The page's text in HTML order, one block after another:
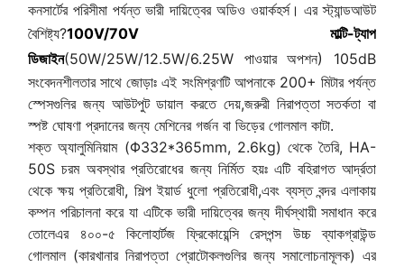
কনসার্টের পরিসীমা পর্যন্ত ভারী দায়িত্বের অডিও ওয়ার্কহর্স। এর স্ট্যান্ডআউট
বৈশিষ্ট্য?100V/70V মাল্টি-ট্যাপ
ডিজাইন(50W/25W/12.5W/6.25W পাওয়ার অপশন) 105dB
সংবেদনশীলতার সাথে জোড়াঃ এই সংমিশ্রণটি আপনাকে 200+ মিটার পর্যন্ত
স্পেসগুলির জন্য আউটপুট ডায়াল করতে দেয়,জরুরী নিরাপত্তা সতর্কতা বা
স্পষ্ট ঘোষণা প্রদানের জন্য মেশিনের গর্জন বা ভিড়ের গোলমাল কাটা.
শক্ত অ্যালুমিনিয়াম (Φ332*365mm, 2.6kg) থেকে তৈরি, HA-
50S চরম অবস্থার প্রতিরোধের জন্য নির্মিত হয়ঃ এটি বহিরাগত আর্দ্রতা
থেকে ক্ষয় প্রতিরোধী, শিল্প ইয়ার্ড ধুলো প্রতিরোধী,এবং ব্যস্ত বন্দর এলাকায়
কম্পন পরিচালনা করে যা এটিকে ভারী দায়িত্বের জন্য দীর্ঘস্থায়ী সমাধান করে
তোলেএর ৪০০-৫ কিলোহার্টজ ফ্রিকোয়েন্সি রেসপন্স উচ্চ ব্যাকগ্রাউন্ড
গোলমাল (কারখানার নিরাপত্তা প্রোটোকলগুলির জন্য সমালোচনামূলক) এর